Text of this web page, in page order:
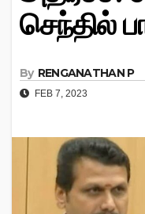
செந்தில்
By RENGANATHAN P
FEB 7, 2023